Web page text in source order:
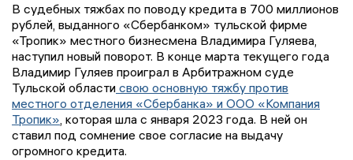
В судебных тяжбах по поводу кредита в 700 миллионов
рублей, выданного «Сбербанком» тульской фирме
«Тропик» местного бизнесмена Владимира Гуляева,
наступил новый поворот. В конце марта текущего года
Владимир Гуляев проиграл в Арбитражном суде
Тульской области свою основную тяжбу против
местного отделения «Сбербанка» и ООО «Компания
Тропик», которая шла с января 2023 года. В ней он
ставил под сомнение свое согласие на выдачу
огромного кредита.